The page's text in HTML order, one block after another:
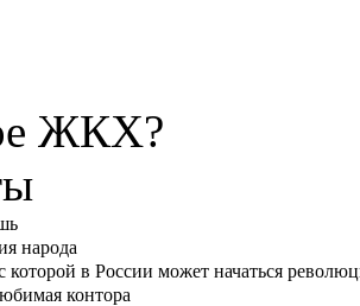
ЖКХ?
народа
которой в России может начаться
контора